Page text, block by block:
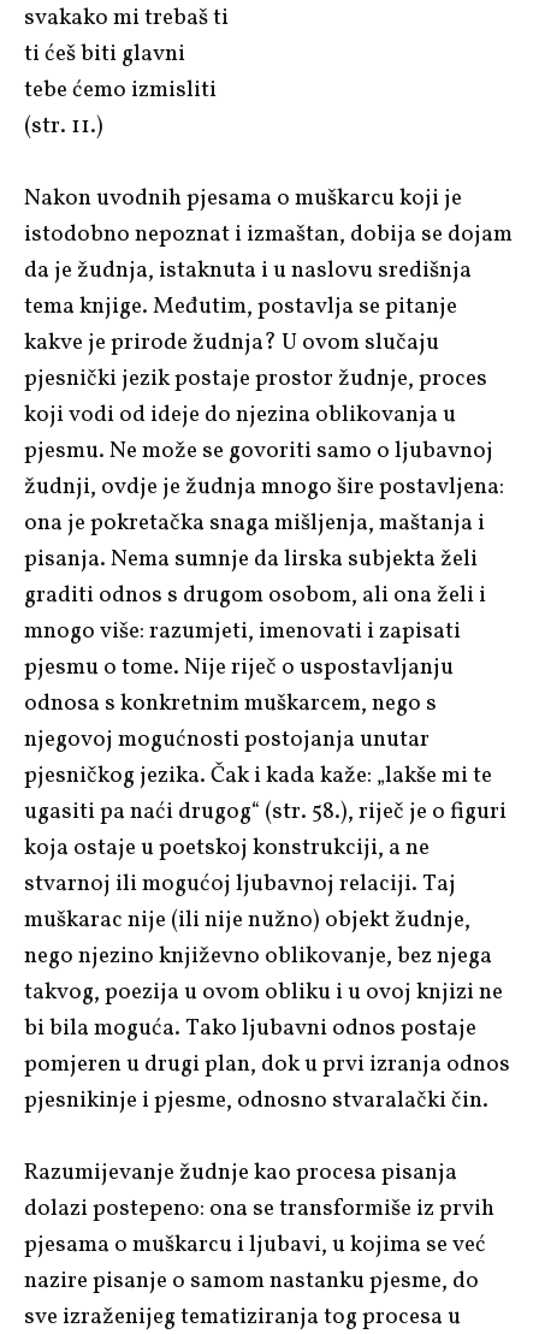
svakako mi trebaš ti
ti ćeš biti glavni
tebe ćemo izmisliti
(str. 11.)
Nakon uvodnih pjesama o muškarcu koji je
istodobno nepoznat i izmaštan, dobija se dojam
da je žudnja, istaknuta i u naslovu središnja
tema knjige. Međutim, postavlja se pitanje
kakve je prirode žudnja? U ovom slučaju
pjesnički jezik postaje prostor žudnje, proces
koji vodi od ideje do njezina oblikovanja u
pjesmu. Ne može se govoriti samo o ljubavnoj
žudnji, ovdje je žudnja mnogo šire postavljena:
ona je pokretačka snaga mišljenja, maštanja i
pisanja. Nema sumnje da lirska subjekta želi
graditi odnos s drugom osobom, ali ona želi i
mnogo više: razumjeti, imenovati i zapisati
pjesmu o tome. Nije riječ o uspostavljanju
odnosa s konkretnim muškarcem, nego s
njegovoj mogućnosti postojanja unutar
pjesničkog jezika. Čak i kada kaže: „lakše mi te
ugasiti pa naći drugog“ (str. 58.), riječ je o figuri
koja ostaje u poetskoj konstrukciji, a ne
stvarnoj ili mogućoj ljubavnoj relaciji. Taj
muškarac nije (ili nije nužno) objekt žudnje,
nego njezino književno oblikovanje, bez njega
takvog, poezija u ovom obliku i u ovoj knjizi ne
bi bila moguća. Tako ljubavni odnos postaje
pomjeren u drugi plan, dok u prvi izranja odnos
pjesnikinje i pjesme, odnosno stvaralački čin.
Razumijevanje žudnje kao procesa pisanja
dolazi postepeno: ona se transformiše iz prvih
pjesama o muškarcu i ljubavi, u kojima se već
nazire pisanje o samom nastanku pjesme, do
sve izraženijeg tematiziranja tog procesa u